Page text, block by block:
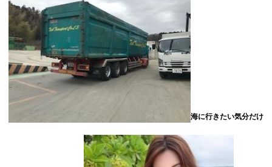
海に行きたい気分だけ